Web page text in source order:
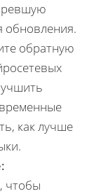
обновления.
обратную
как лучше
чтобы